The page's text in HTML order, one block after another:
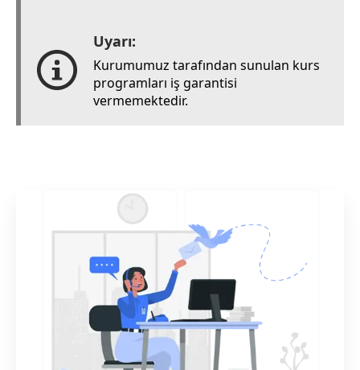
Uyarı:
Kurumumuz tarafından sunulan kurs
programları iş garantisi
vermemektedir.